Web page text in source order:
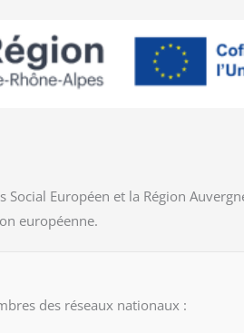
Européen et la Région
européenne.
des réseaux nationaux :